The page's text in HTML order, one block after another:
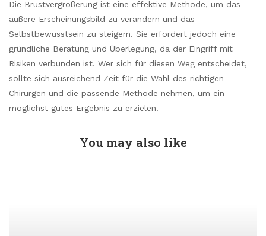
Die Brustvergrößerung ist eine effektive Methode, um das
äußere Erscheinungsbild zu verändern und das
Selbstbewusstsein zu steigern. Sie erfordert jedoch eine
gründliche Beratung und Überlegung, da der Eingriff mit
Risiken verbunden ist. Wer sich für diesen Weg entscheidet,
sollte sich ausreichend Zeit für die Wahl des richtigen
Chirurgen und die passende Methode nehmen, um ein
möglichst gutes Ergebnis zu erzielen.
You may also like